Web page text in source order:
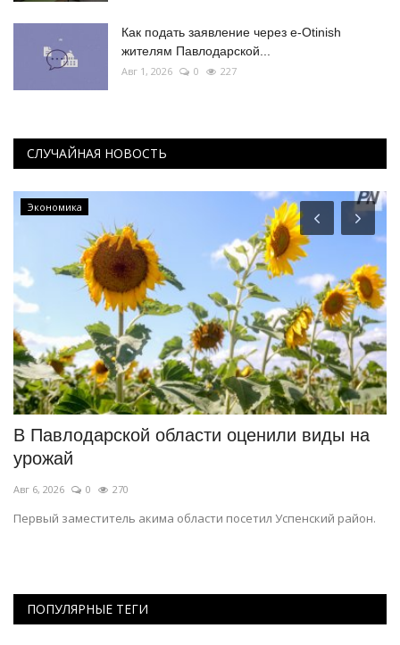
Как подать заявление через e-Otinish
жителям Павлодарской...
Авг 1, 2026 0 227
СЛУЧАЙНАЯ НОВОСТЬ
Экономика
В Павлодарской области оценили виды на
урожай
Авг 6, 2026 0 270
Первый заместитель акима области посетил Успенский район.
ПОПУЛЯРНЫЕ ТЕГИ